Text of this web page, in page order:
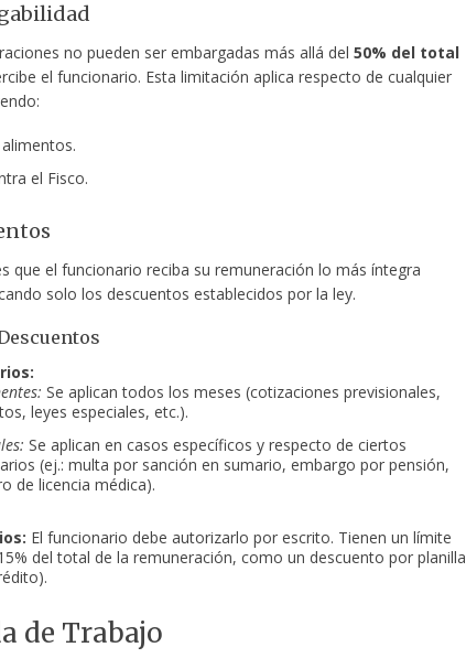
no pueden ser embargadas más allá del 50% del total
el funcionario. Esta limitación aplica respecto de cualquier
el Fisco.
que el funcionario reciba su remuneración lo más íntegra
solo los descuentos establecidos por la ley.
Se aplican todos los meses (cotizaciones previsionales,
leyes especiales, etc.).
Se aplican en casos específicos y respecto de ciertos
(ej.: multa por sanción en sumario, embargo por pensión,
de licencia médica).
El funcionario debe autorizarlo por escrito. Tienen un límite
del total de la remuneración, como un descuento por planilla
de Trabajo